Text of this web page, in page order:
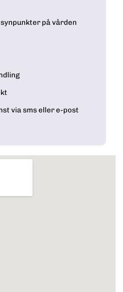
på vården
via sms eller e-post